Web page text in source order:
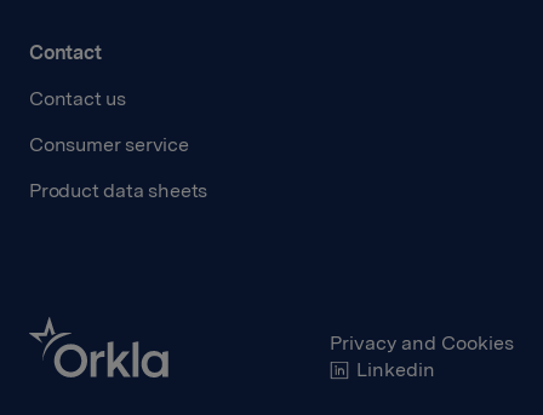
Contact
Contact us
Consumer service
Product data sheets
Privacy and Cookies
Linkedin